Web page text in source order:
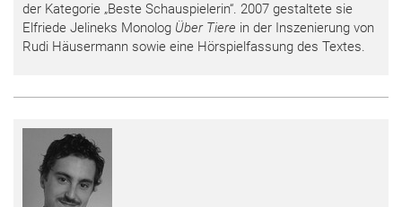
der Kategorie „Beste Schauspielerin“. 2007 gestaltete sie
Elfriede Jelineks Monolog Über Tiere in der Inszenierung von
Rudi Häusermann sowie eine Hörspielfassung des Textes.